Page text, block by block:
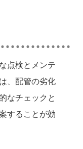
点検とメンテ
、配管の劣化
なチェックと
することが効